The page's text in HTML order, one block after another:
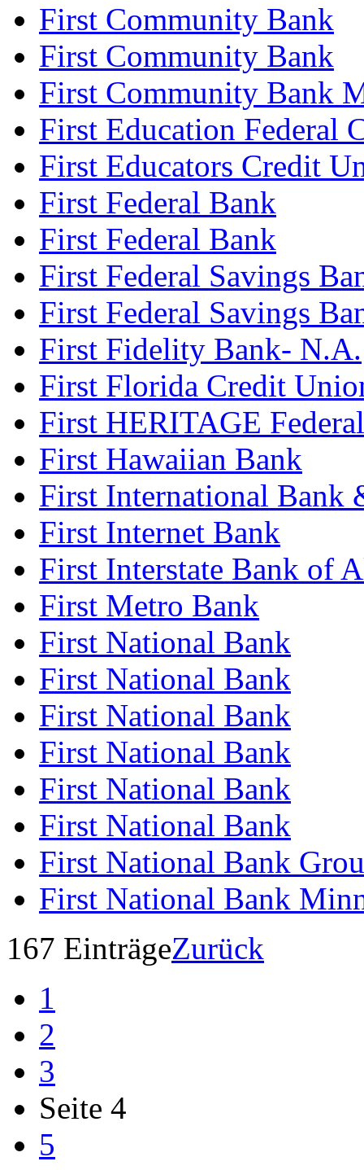
First Community Bank
First Community Bank
First Community Bank
First Education Federal
First Educators Credit
First Federal Bank
First Federal Bank
First Federal Savings
First Federal Savings
First Fidelity Bank- N.A.
First Florida Credit
First HERITAGE
First Hawaiian Bank
First International Bank
First Internet Bank
First Interstate Bank of
First Metro Bank
First National Bank
First National Bank
First National Bank
First National Bank
First National Bank
First National Bank
First National Bank
First National Bank
167 EinträgeZurück
1
2
3
Seite 4
5